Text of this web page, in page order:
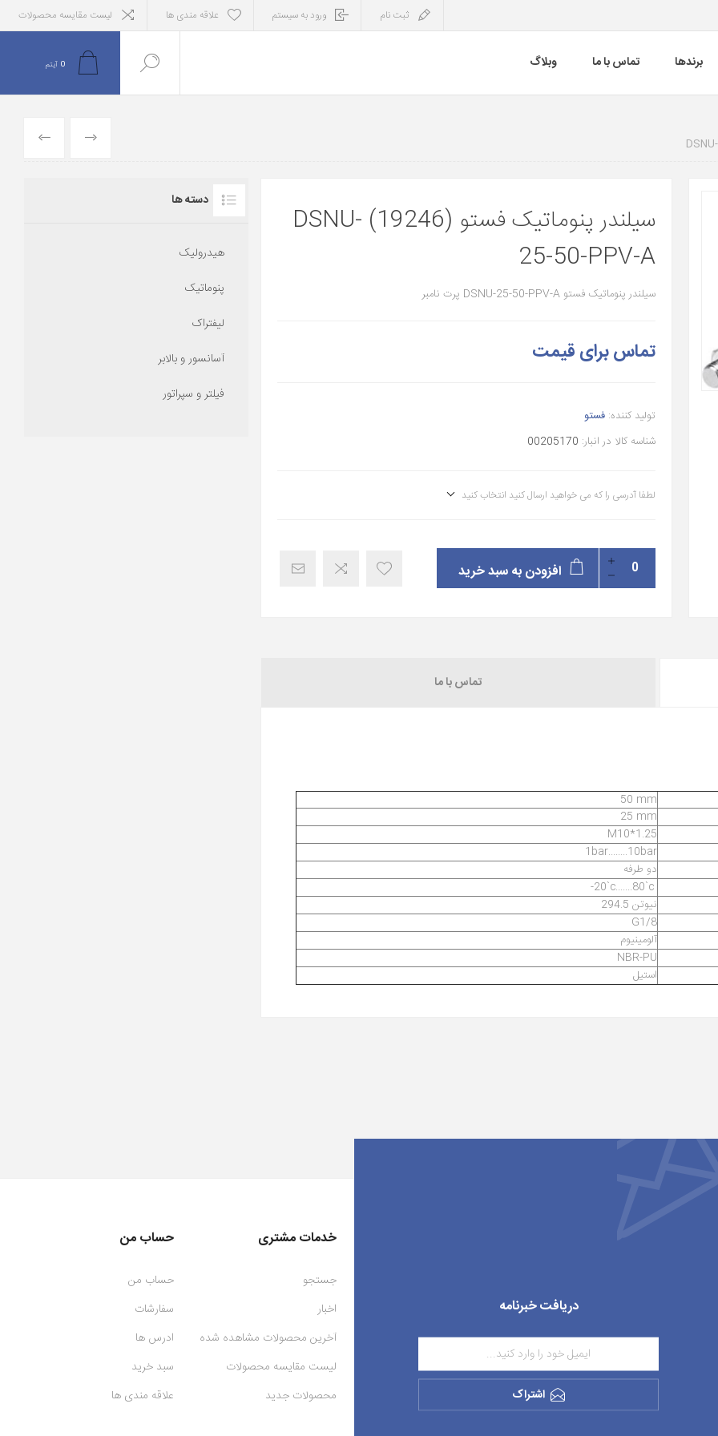
ثبت نام ورود به سیستم علاقه مندی ها لیست مقایسه محصولات
برندها تماس با ما وبلاگ 0 آیتم
بعدی
سیلندر پنوماتیک فستو (19246) DSNU-
25-50-PPV-A
سیلندر پنوماتیک فستو DSNU-25-50-PPV-A پرت نامبر
تماس برای قیمت
تولید کننده: فستو
شناسه کالا در انبار: 00205170
لطفا آدرسی را که می خواهید ارسال کنید انتخاب کنید
افزودن به سبد خرید
تماس با ما
50 mm
25 mm
M10*1.25
1bar........10bar
دو طرفه
-20`c.......80`c
294.5 نیوتن
G1/8
آلومینیوم
NBR-PU
استیل
دسته ها
هیدرولیک
پنوماتیک
لیفتراک
آسانسور و بالابر
فیلتر و سپراتور
دریافت خبرنامه
اشتراک
خدمات مشتری
جستجو
اخبار
آخرین محصولات مشاهده شده
لیست مقایسه محصولات
محصولات جدید
حساب من
حساب من
سفارشات
ادرس ها
سبد خرید
علاقه مندی ها